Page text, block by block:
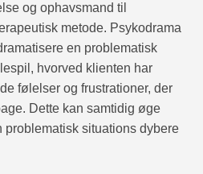
og ophavsmand til
metode. Psykodrama
en problematisk
hvorved klienten har
følelser og frustrationer, der
Dette kan samtidig øge
problematisk situations dybere